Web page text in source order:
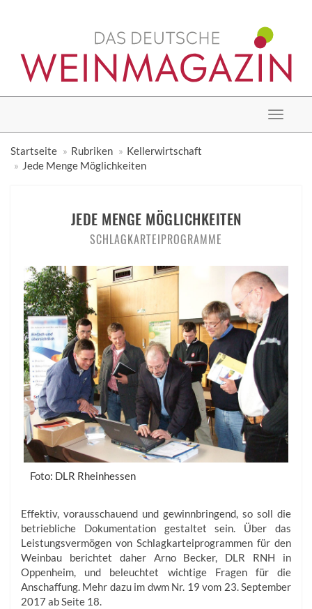
Toggle
Startseite
Rubriken
Kellerwirtschaft
Jede Menge Möglichkeiten
JEDE MENGE MÖGLICHKEITEN
SCHLAGKARTEIPROGRAMME
Foto: DLR Rheinhessen
Effektiv, vorausschauend und gewinnbringend, so soll die
betriebliche Dokumentation gestaltet sein. Über das
Leistungsvermögen von Schlagkarteiprogrammen für den
Weinbau berichtet daher Arno Becker, DLR RNH in
Oppenheim, und beleuchtet wichtige Fragen für die
Anschaffung. Mehr dazu im dwm Nr. 19 vom 23. September
2017 ab Seite 18.